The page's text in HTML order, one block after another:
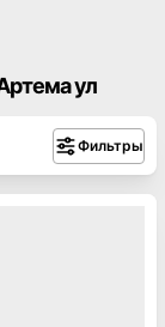
ул
Фильтры